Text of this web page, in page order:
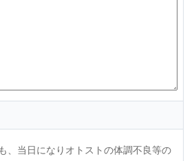
、当日になりオトストの体調不良等の